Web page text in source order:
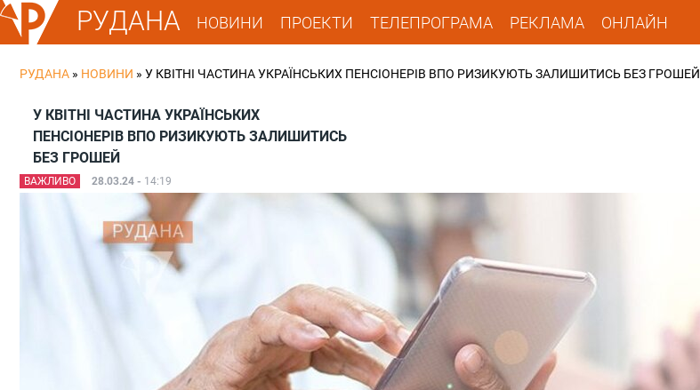
РУДАНА НОВИНИ ПРОЕКТИ ТЕЛЕПРОГРАМА РЕКЛАМА ОНЛАЙН
РУДАНА » НОВИНИ » У КВІТНІ ЧАСТИНА УКРАЇНСЬКИХ ПЕНСІОНЕРІВ ВПО РИЗИКУЮТЬ ЗАЛИШИТИСЬ БЕЗ ГРОШЕЙ
У КВІТНІ ЧАСТИНА УКРАЇНСЬКИХ
ПЕНСІОНЕРІВ ВПО РИЗИКУЮТЬ ЗАЛИШИТИСЬ
БЕЗ ГРОШЕЙ
ВАЖЛИВО 28.03.24 - 14:19